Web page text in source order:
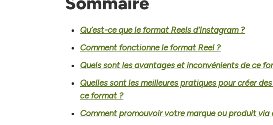
Qu’est-ce que le format Reels d’Instagram ?
Comment fonctionne le format Reel ?
Quels sont les avantages et inconvénients de ce
Quelles sont les meilleures pratiques pour créer
ce format ?
Comment promouvoir votre marque ou produit